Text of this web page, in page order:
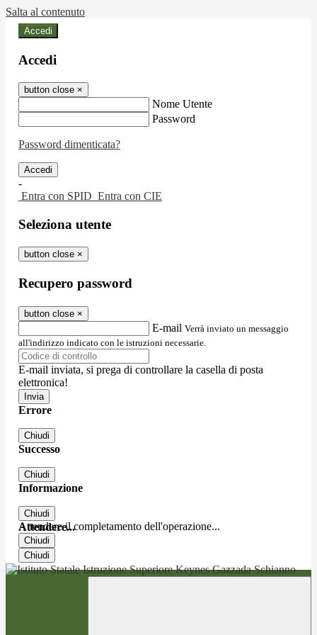
Salta al contenuto
Accedi
Accedi
button close ×
Nome Utente
Password
Password dimenticata?
-
Entra con SPID Entra con CIE
Seleziona utente
button close ×
Recupero password
button close ×
E-mail Verrà inviato un messaggio
all'indirizzo indicato con le istruzioni necessarie.
E-mail inviata, si prega di controllare la casella di posta
elettronica!
Errore
Chiudi
Successo
Chiudi
Informazione
Chiudi
Attendere...
Attendere il completamento dell'operazione...
Chiudi
Chiudi